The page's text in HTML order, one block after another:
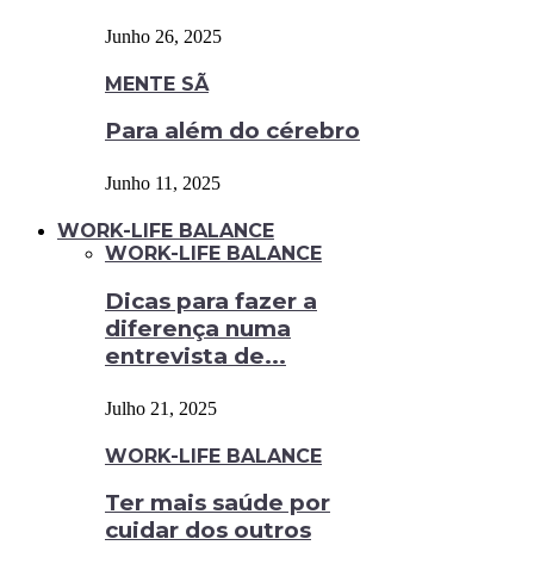
Junho 26, 2025
MENTE SÃ
Para além do cérebro
Junho 11, 2025
WORK-LIFE BALANCE
WORK-LIFE BALANCE
Dicas para fazer a
diferença numa
entrevista de...
Julho 21, 2025
WORK-LIFE BALANCE
Ter mais saúde por
cuidar dos outros